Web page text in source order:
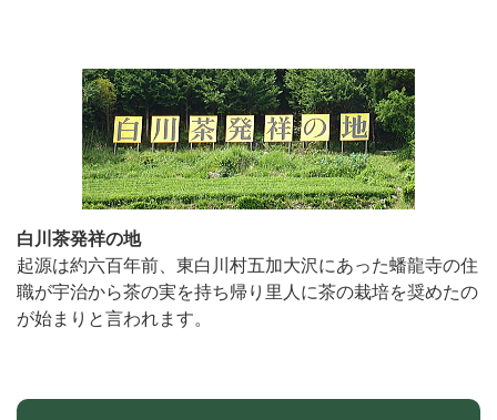
白川茶発祥の地
起源は約六百年前、東白川村五加大沢にあった蟠龍寺の住
職が宇治から茶の実を持ち帰り里人に茶の栽培を奨めたの
が始まりと言われます。